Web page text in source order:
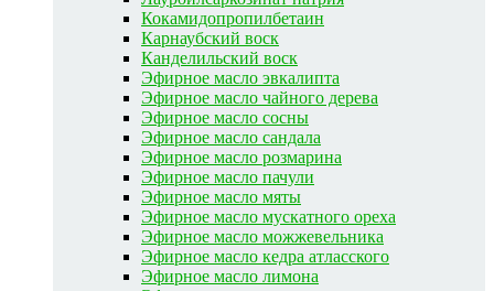
Кокамидопропилбетаин
Карнаубский воск
Канделильский воск
Эфирное масло эвкалипта
Эфирное масло чайного дерева
Эфирное масло сосны
Эфирное масло сандала
Эфирное масло розмарина
Эфирное масло пачули
Эфирное масло мяты
Эфирное масло мускатного ореха
Эфирное масло можжевельника
Эфирное масло кедра атласского
Эфирное масло лимона